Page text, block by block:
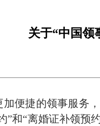
关于“中国领
便捷的领事服务
”和“离婚证补领预